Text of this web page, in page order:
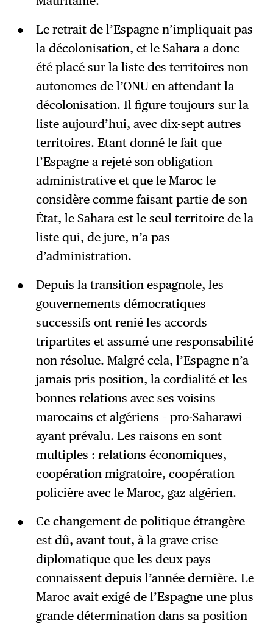
Le retrait de l’Espagne n’impliquait pas
la décolonisation, et le Sahara a donc
été placé sur la liste des territoires non
autonomes de l’ONU en attendant la
décolonisation. Il figure toujours sur la
liste aujourd’hui, avec dix-sept autres
territoires. Etant donné le fait que
l’Espagne a rejeté son obligation
administrative et que le Maroc le
considère comme faisant partie de son
État, le Sahara est le seul territoire de la
liste qui, de jure, n’a pas
d’administration.
Depuis la transition espagnole, les
gouvernements démocratiques
successifs ont renié les accords
tripartites et assumé une responsabilité
non résolue. Malgré cela, l’Espagne n’a
jamais pris position, la cordialité et les
bonnes relations avec ses voisins
marocains et algériens – pro-Saharawi –
ayant prévalu. Les raisons en sont
multiples : relations économiques,
coopération migratoire, coopération
policière avec le Maroc, gaz algérien.
Ce changement de politique étrangère
est dû, avant tout, à la grave crise
diplomatique que les deux pays
connaissent depuis l’année dernière. Le
Maroc avait exigé de l’Espagne une plus
grande détermination dans sa position